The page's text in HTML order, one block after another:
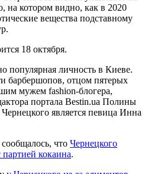
на котором видно, как в 2020
вещества подставному
18 октября.
популярная личность в Киеве.
барбершопов, отцом пятерых
мужем fashion-блогера,
портала Вestin.ua Полины
является певица Инна
что Чернецкого
кокаина.